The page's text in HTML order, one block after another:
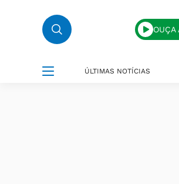
OUÇA
ÚLTIMAS NOTÍCIAS